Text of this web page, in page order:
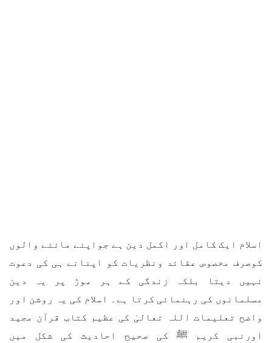
اسلام ایک کامل اور اکمل دین ہے جواپنے ماننے والوں
کوصرف مخصوص عقائد ونظریات کو اپنانے ہی کی دعوت
نہیں دیتا بلکہ زندگی کے ہر موڑ پر یہ دین
مسلمانوں کی رہنمائی کرتا ہے۔ اسلام کی یہ روشن اور
واضح تعلیمات اللہ تعالیٰ کی عظیم کتاب قرآن مجید
اورنبی کریم ﷺ کی صحیح احادیث کی شکل میں